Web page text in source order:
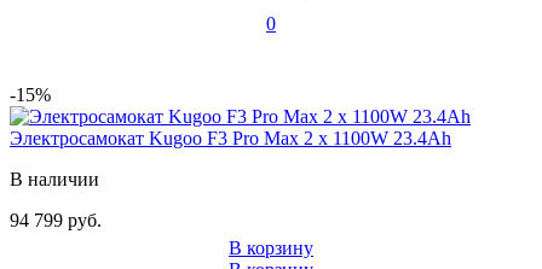
0
-15%
Электросамокат Kugoo F3 Pro Max 2 х 1100W 23.4Ah
В наличии
94 799 руб.
В корзину